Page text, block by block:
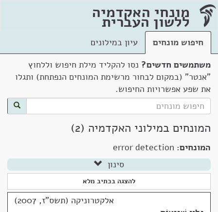
מונחי האקדמיה
ללשון העברית
חיפוש מונחים
עיון במילונים
משתמשים חדשים? נסו להקליד מילת חיפוש וללחוץ
"אנטר" (במקום לבחור מרשימת המונחים הנפתחת) ותגלו
את שפע אפשרויות החיפוש.
המונחים במילוני האקדמיה (2)
המונחים: error detection
סינון
להצגה בכתיב מלא
אלקטרוניקה (תשס"ז, 2007)